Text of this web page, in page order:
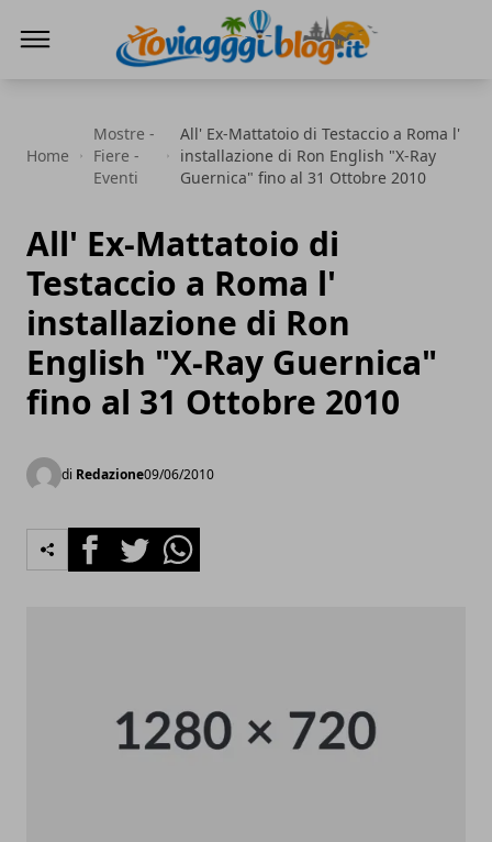
Home
Mostre -
Fiere -
Eventi
All' Ex-Mattatoio di Testaccio a Roma l'
installazione di Ron English "X-Ray
Guernica" fino al 31 Ottobre 2010
All' Ex-Mattatoio di
Testaccio a Roma l'
installazione di Ron
English "X-Ray Guernica"
fino al 31 Ottobre 2010
di Redazione09/06/2010
FacebookTwitterWhatsapp